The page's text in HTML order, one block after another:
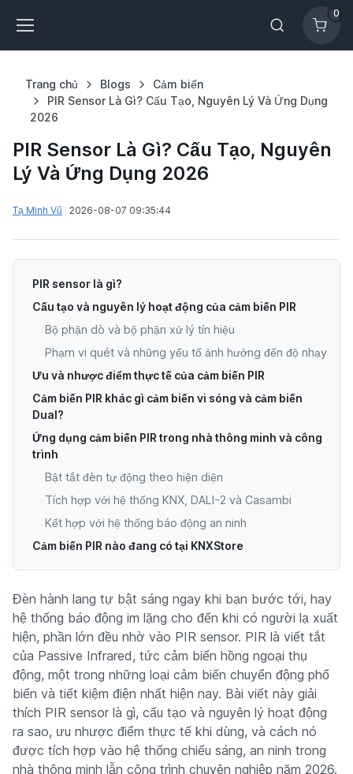
0
Trang chủ Blogs
Cảm biến
PIR Sensor Là Gì? Cấu Tạo, Nguyên Lý Và Ứng Dụng
2026
PIR Sensor Là Gì? Cấu Tạo, Nguyên
Lý Và Ứng Dụng 2026
Tạ Minh Vũ 2026-08-07 09:35:44
PIR sensor là gì?
Cấu tạo và nguyên lý hoạt động của cảm biến PIR
Bộ phận dò và bộ phận xử lý tín hiệu
Phạm vi quét và những yếu tố ảnh hưởng đến độ nhạy
Ưu và nhược điểm thực tế của cảm biến PIR
Cảm biến PIR khác gì cảm biến vi sóng và cảm biến
Dual?
Ứng dụng cảm biến PIR trong nhà thông minh và công
trình
Bật tắt đèn tự động theo hiện diện
Tích hợp với hệ thống KNX, DALI-2 và Casambi
Kết hợp với hệ thống báo động an ninh
Cảm biến PIR nào đang có tại KNXStore
Đèn hành lang tự bật sáng ngay khi bạn bước tới, hay
hệ thống báo động im lặng cho đến khi có người lạ xuất
hiện, phần lớn đều nhờ vào PIR sensor. PIR là viết tắt
của Passive Infrared, tức cảm biến hồng ngoại thụ
động, một trong những loại cảm biến chuyển động phổ
biến và tiết kiệm điện nhất hiện nay. Bài viết này giải
thích PIR sensor là gì, cấu tạo và nguyên lý hoạt động
ra sao, ưu nhược điểm thực tế khi dùng, và cách nó
được tích hợp vào hệ thống chiếu sáng, an ninh trong
nhà thông minh lẫn công trình chuyên nghiệp năm 2026.